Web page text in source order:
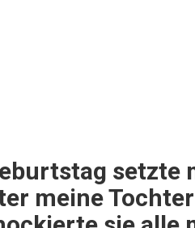
setzte
meine